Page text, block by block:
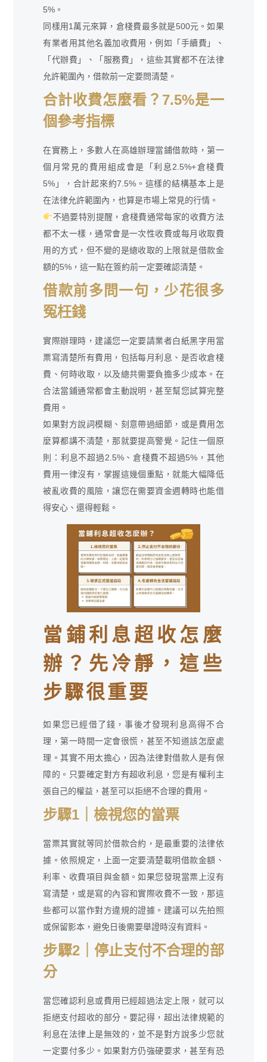
5%。
同樣用1萬元來算，倉棧費最多就是500元。如果
有業者用其他名義加收費用，例如「手續費」、
「代辦費」、「服務費」，這些其實都不在法律
允許範圍內，借款前一定要問清楚。
合計收費怎麼看？7.5%是一
個參考指標
在實務上，多數人在高雄辦理當鋪借款時，第一
個月常見的費用組成會是「利息2.5%+倉棧費
5%」，合計起來約7.5%。這樣的結構基本上是
在法律允許範圍內，也算是市場上常見的行情。
不過要特別提醒，倉棧費通常每家的收費方法
都不太一樣，通常會是一次性收費或每月收取費
用的方式，但不變的是總收取的上限就是借款金
額的5%，這一點在簽約前一定要確認清楚。
借款前多問一句，少花很多
冤枉錢
實際辦理時，建議您一定要請業者白紙黑字用當
票寫清楚所有費用，包括每月利息、是否收倉棧
費、何時收取，以及總共需要負擔多少成本。在
合法當鋪通常都會主動說明，甚至幫您試算完整
費用。
如果對方說詞模糊、刻意帶過細節，或是費用怎
麼算都講不清楚，那就要提高警覺。記住一個原
則：利息不超過2.5%、倉棧費不超過5%，其他
費用一律沒有，掌握這幾個重點，就能大幅降低
被亂收費的風險，讓您在需要資金週轉時也能借
得安心、還得輕鬆。
當鋪利息超收怎麼
辦？先冷靜，這些
步驟很重要
如果您已經借了錢，事後才發現利息高得不合
理，第一時間一定會很慌，甚至不知道該怎麼處
理。其實不用太擔心，因為法律對借款人是有保
障的。只要確定對方有超收利息，您是有權利主
張自己的權益，甚至可以拒絕不合理的費用。
步驟1｜檢視您的當票
當票其實就等同於借款合約，是最重要的法律依
據。依照規定，上面一定要清楚載明借款金額、
利率、收費項目與金額。如果您發現當票上沒有
寫清楚，或是寫的內容和實際收費不一致，那這
些都可以當作對方違規的證據。建議可以先拍照
或保留影本，避免日後需要舉證時沒有資料。
步驟2｜停止支付不合理的部
分
當您確認利息或費用已經超過法定上限，就可以
拒絕支付超收的部分。要記得，超出法律規範的
利息在法律上是無效的，並不是對方說多少您就
一定要付多少。如果對方仍強硬要求，甚至有恐